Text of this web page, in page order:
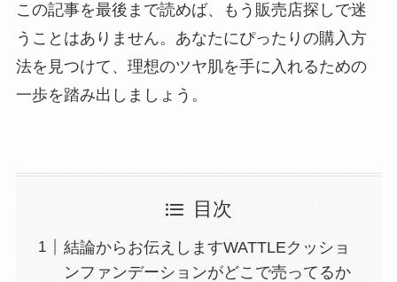
この記事を最後まで読めば、もう販売店探しで迷
うことはありません。あなたにぴったりの購入方
法を見つけて、理想のツヤ肌を手に入れるための
一歩を踏み出しましょう。
目次
結論からお伝えしますWATTLEクッショ
ンファンデーションがどこで売ってるか